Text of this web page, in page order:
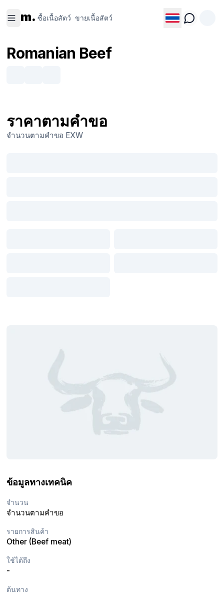
m. ซื้อเนื้อสัตว์ ขายเนื้อสัตว์
สัตว์
สัตว์
Romanian Beef
ราคาตามคำขอ
จำนวนตามคำขอ EXW
ข้อมูลทางเทคนิค
จำนวน
จำนวนตามคำขอ
รายการสินค้า
Other (Beef meat)
ใช้ได้ถึง
-
ต้นทาง